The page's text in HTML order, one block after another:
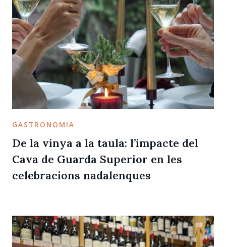
GASTRONOMIA
De la vinya a la taula: l’impacte del
Cava de Guarda Superior en les
celebracions nadalenques